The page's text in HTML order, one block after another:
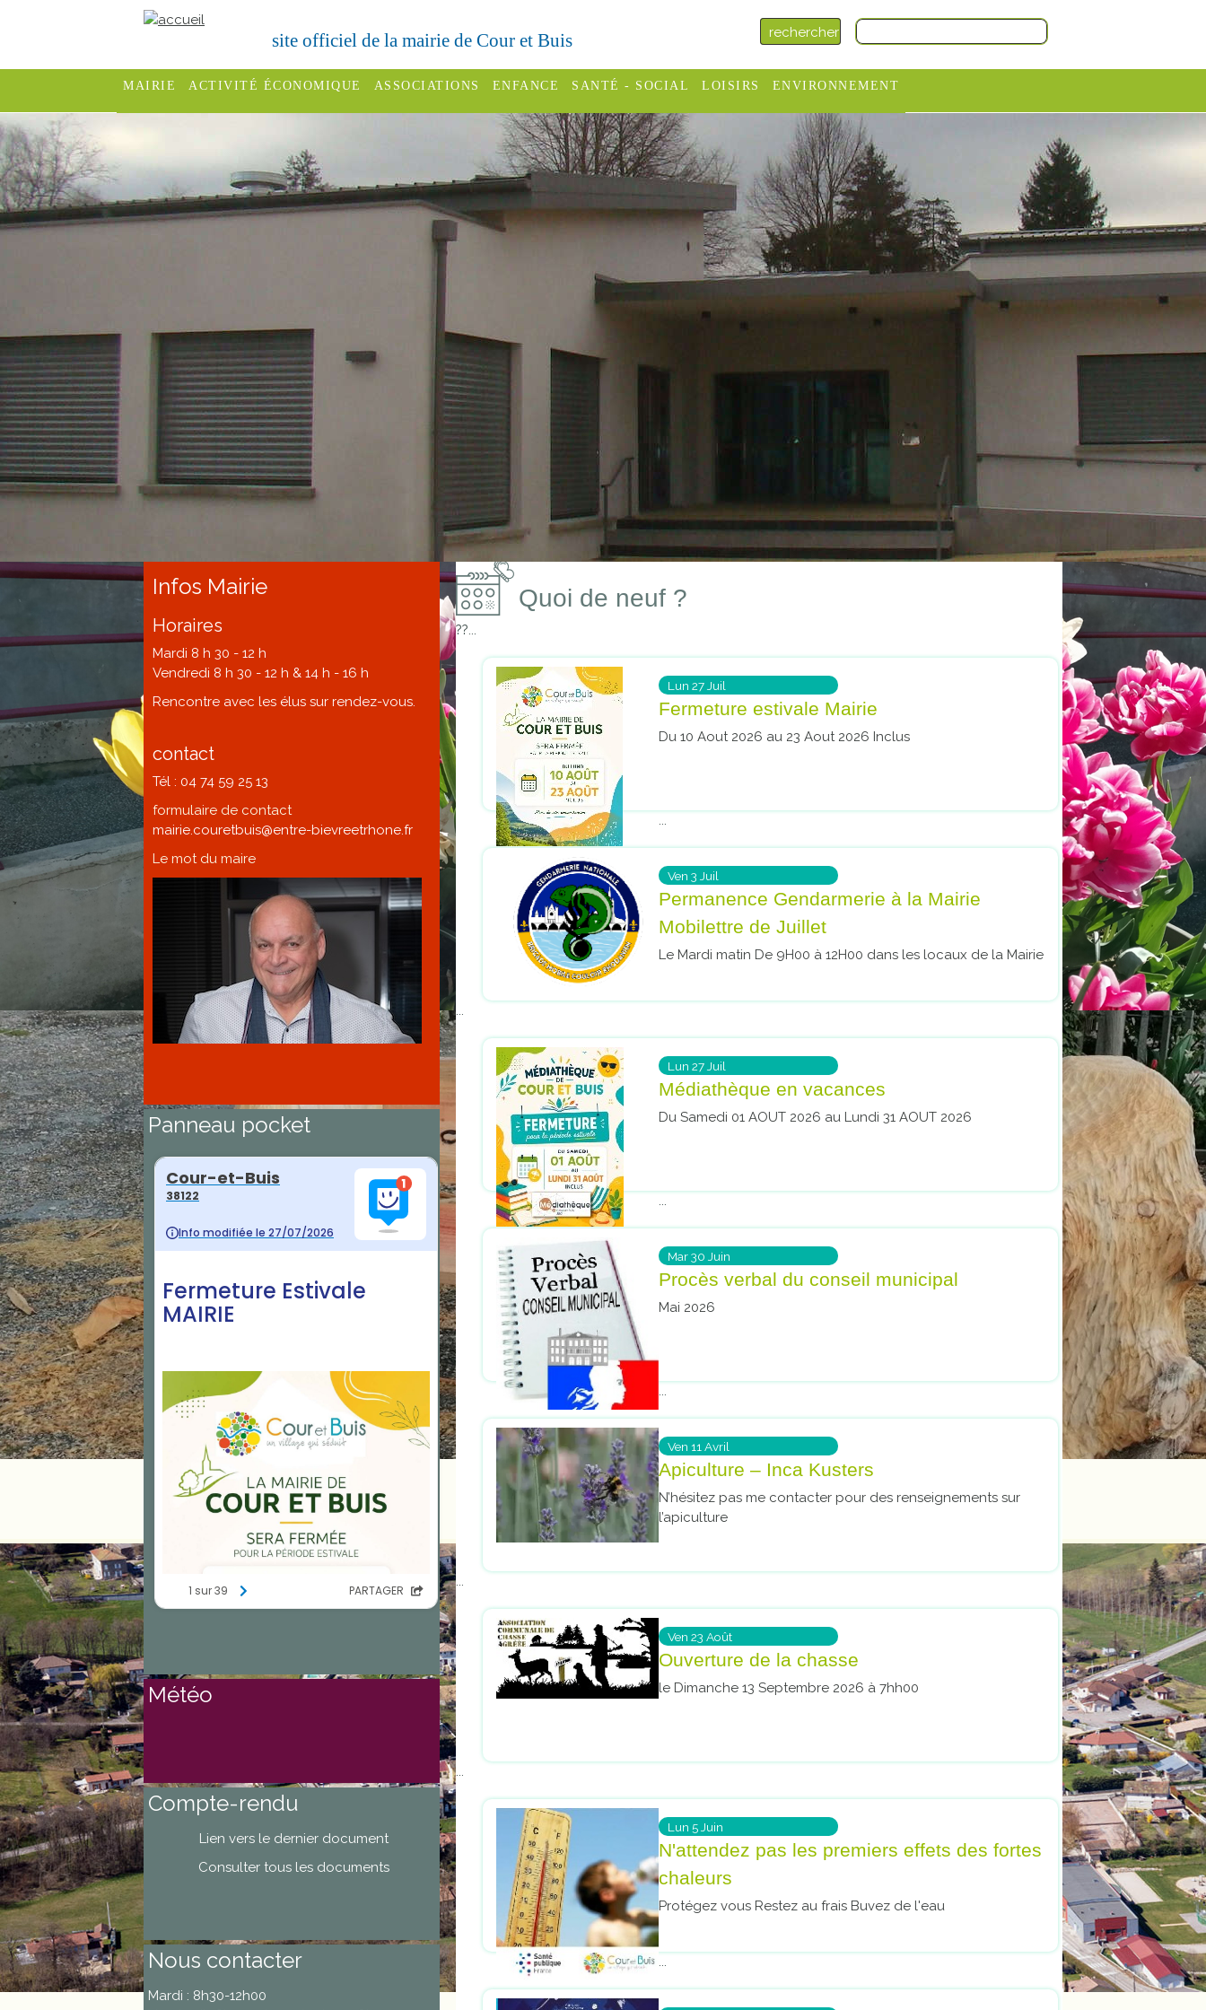
site officiel de la mairie de Cour et Buis
MAIRIE
Municipal
Les
Commissions
Municipaux
Urbanisme
Marchés
publics
Réglementation
administratives
Entre Bièvre et
Rhône
municipale ABC
ACTIVITÉ ÉCONOMIQUE
Commerces
Entreprises
administratives
ASSOCIATIONS
FC Varèze
Sou des
administratives
ENFANCE
Assistantes
maternelles
Relais
assistante
scolaires
publics
Établissements
scolaires
privés
SANTÉ - SOCIAL
Centres
sociaux
Conseil
Départemental
Le SSIAD
des Trois
LOISIRS
Campings
Offices
de
tourisme
Cinémas
Piscines
Sélection
Cour et
Visiter,
découvrir
et
ENVIRONNEMENT
Horaires
Déchèteries
Redevance
incitative
SITCOM
Le banc de Marcel
Mémoire de Sapin
Quoi de neuf ?
??...
Lun27 Juil
Fermeture estivale Mairie
Du 10 Aout 2026 au 23 Aout 2026 Inclus
...
Ven3 Juil
Permanence Gendarmerie à la Mairie
Mobilettre de Juillet
Le Mardi matin De 9H00 à 12H00 dans les locaux de la Mairie
...
Lun27 Juil
Médiathèque en vacances
Du Samedi 01 AOUT 2026 au Lundi 31 AOUT 2026
...
Mar30 Juin
Procès verbal du conseil municipal
Mai 2026
...
Ven11Avril
Apiculture – Inca Kusters
N’hésitez pas me contacter pour des renseignements sur
l’apiculture
...
Ven23Août
Ouverture de la chasse
le Dimanche 13 Septembre 2026 à 7hh00
...
Lun5 Juin
N'attendez pas les premiers effets des fortes
chaleurs
Protégez vous Restez au frais Buvez de l'eau
...
Infos Mairie
Horaires
Mardi 8 h 30 - 12 h
Vendredi 8 h 30 - 12 h & 14 h - 16 h
Rencontre avec les élus sur rendez-vous.
contact
Tél : 04 74 59 25 13
formulaire de contact
mairie.couretbuis@entre-bievreetrhone.fr
Le mot du maire
Panneau pocket
Météo
Compte-rendu
Lien vers le dernier document
Consulter tous les documents
Nous contacter
Mardi : 8h30-12h00